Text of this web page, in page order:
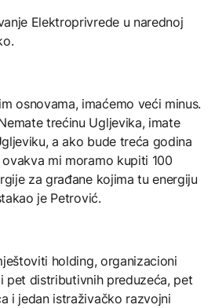
Elektroprivrede u narednoj
osnovama, imaćemo veći minus.
trećinu Ugljevika, imate
a ako bude treća godina
mi moramo kupiti 100
za građane kojima tu energiju
je Petrović.
holding, organizacioni
pet distributivnih preduzeća, pet
i jedan istraživačko razvojni